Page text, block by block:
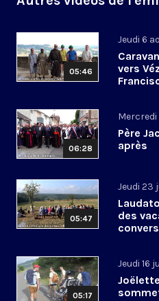
05:46
Jeudi 6
vers
06:28
Père
après
05:47
Jeudi 23
des
05:17
Jeudi 16